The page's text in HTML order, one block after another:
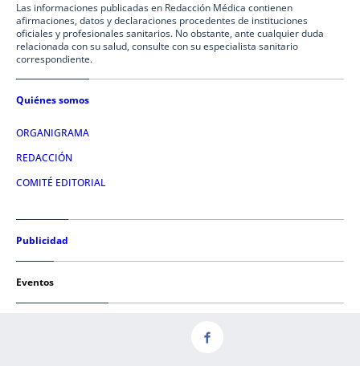
Las informaciones publicadas en Redacción Médica contienen
afirmaciones, datos y declaraciones procedentes de instituciones
oficiales y profesionales sanitarios. No obstante, ante cualquier duda
relacionada con su salud, consulte con su especialista sanitario
correspondiente.
Quiénes somos
ORGANIGRAMA
REDACCIÓN
COMITÉ EDITORIAL
Publicidad
Eventos